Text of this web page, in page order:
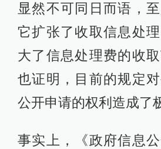
显然不可同日而语，
它扩张了收取信息处
大了信息处理费的收
也证明，目前的规定
公开申请的权利造成了
事实上，《政府信息